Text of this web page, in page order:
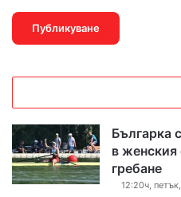
Българка
в женския
гребане
12:20ч,